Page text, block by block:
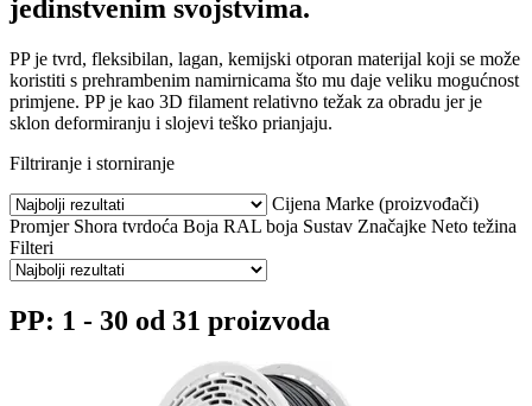
jedinstvenim svojstvima.
PP je tvrd, fleksibilan, lagan, kemijski otporan materijal koji se može
koristiti s prehrambenim namirnicama što mu daje veliku mogućnost
primjene. PP je kao 3D filament relativno težak za obradu jer je
sklon deformiranju i slojevi teško prianjaju.
Filtriranje i storniranje
Cijena Marke (proizvođači)
Promjer Shora tvrdoća Boja RAL boja Sustav Značajke Neto težina
Filteri
PP: 1 - 30 od 31 proizvoda